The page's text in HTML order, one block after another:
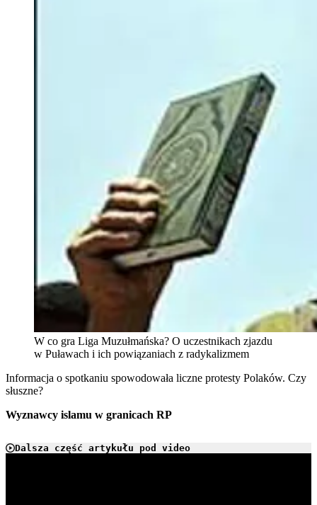
W co gra Liga Muzułmańska? O uczestnikach zjazdu
w Puławach i ich powiązaniach z radykalizmem
Informacja o spotkaniu spowodowała liczne protesty Polaków. Czy
słuszne?
Wyznawcy islamu w granicach RP
Dalsza część artykułu pod video